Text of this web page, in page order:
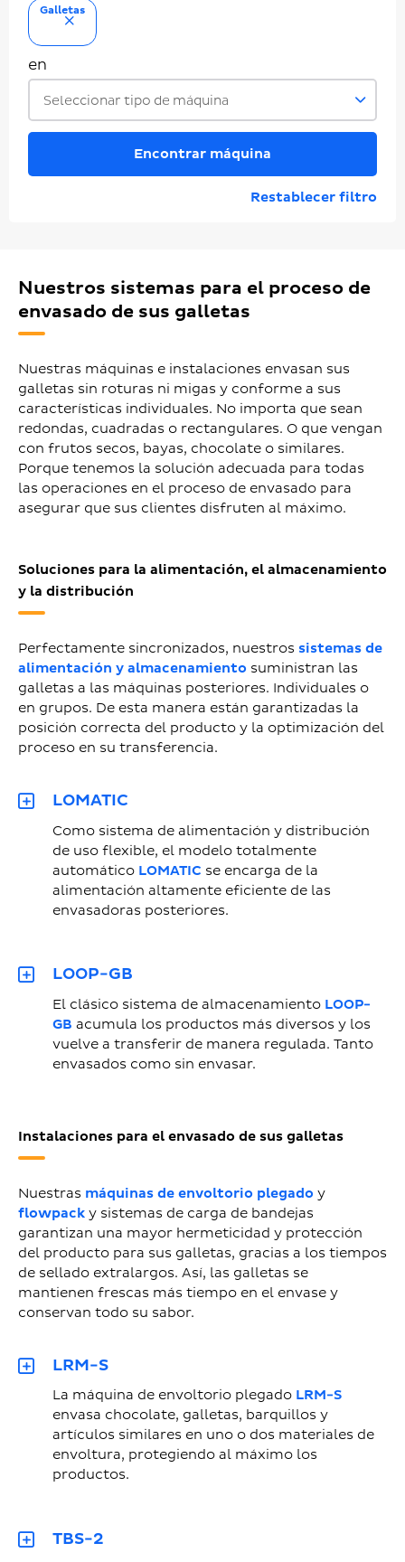
Galletas
eliminar
en
Seleccionar tipo de máquina
Encontrar máquina
Restablecer filtro
Nuestros sistemas para el proceso de
envasado de sus galletas
Nuestras máquinas e instalaciones envasan sus
galletas sin roturas ni migas y conforme a sus
características individuales. No importa que sean
redondas, cuadradas o rectangulares. O que vengan
con frutos secos, bayas, chocolate o similares.
Porque tenemos la solución adecuada para todas
las operaciones en el proceso de envasado para
asegurar que sus clientes disfruten al máximo.
Soluciones para la alimentación, el almacenamiento
y la distribución
Perfectamente sincronizados, nuestros sistemas de
alimentación y almacenamiento suministran las
galletas a las máquinas posteriores. Individuales o
en grupos. De esta manera están garantizadas la
posición correcta del producto y la optimización del
proceso en su transferencia.
LOMATIC
Como sistema de alimentación y distribución
de uso flexible, el modelo totalmente
automático LOMATIC se encarga de la
alimentación altamente eficiente de las
envasadoras posteriores.
LOOP-GB
El clásico sistema de almacenamiento LOOP-
GB acumula los productos más diversos y los
vuelve a transferir de manera regulada. Tanto
envasados como sin envasar.
Instalaciones para el envasado de sus galletas
Nuestras máquinas de envoltorio plegado y
flowpack y sistemas de carga de bandejas
garantizan una mayor hermeticidad y protección
del producto para sus galletas, gracias a los tiempos
de sellado extralargos. Así, las galletas se
mantienen frescas más tiempo en el envase y
conservan todo su sabor.
LRM-S
La máquina de envoltorio plegado LRM-S
envasa chocolate, galletas, barquillos y
artículos similares en uno o dos materiales de
envoltura, protegiendo al máximo los
productos.
TBS-2